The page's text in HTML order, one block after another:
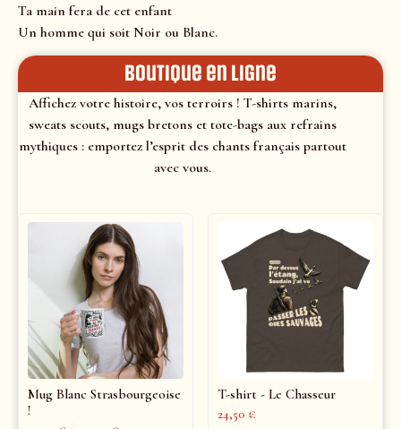
Ta main fera de cet enfant
Un homme qui soit Noir ou Blanc.
Boutique en ligne
Affichez votre histoire, vos terroirs ! T-shirts marins,
sweats scouts, mugs bretons et tote-bags aux refrains
mythiques : emportez l’esprit des chants français partout
avec vous.
Mug Blanc Strasbourgeoise
!
T-shirt - Le Chasseur
24,50 €